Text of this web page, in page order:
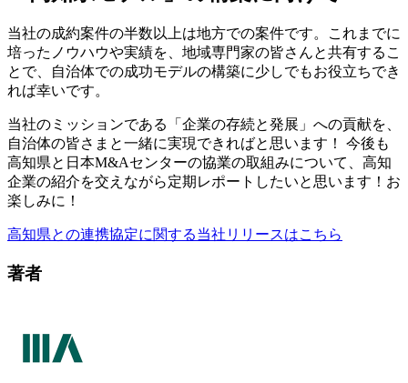
当社の成約案件の半数以上は地方での案件です。これまでに
培ったノウハウや実績を、地域専門家の皆さんと共有するこ
とで、自治体での成功モデルの構築に少しでもお役立ちでき
れば幸いです。
当社のミッションである「企業の存続と発展」への貢献を、
自治体の皆さまと一緒に実現できればと思います！ 今後も
高知県と日本M&Aセンターの協業の取組みについて、高知
企業の紹介を交えながら定期レポートしたいと思います！お
楽しみに！
高知県との連携協定に関する当社リリースはこちら
著者